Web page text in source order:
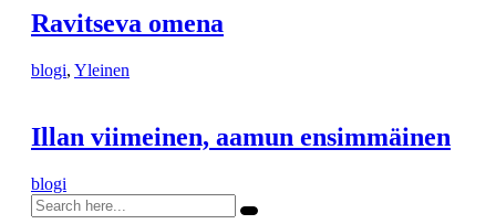
Ravitseva omena
blogi, Yleinen
Illan viimeinen, aamun ensimmäinen
blogi